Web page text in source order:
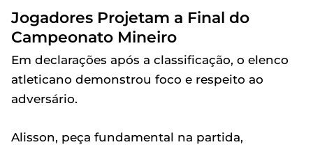
Jogadores Projetam a Final do
Campeonato Mineiro
Em declarações após a classificação, o elenco
atleticano demonstrou foco e respeito ao
adversário.
Alisson, peça fundamental na partida,